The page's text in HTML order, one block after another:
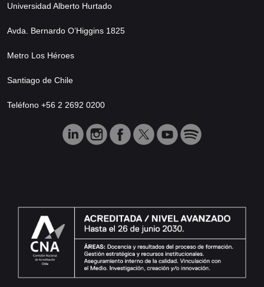
Universidad Alberto Hurtado
Avda. Bernardo O’Higgins 1825
Metro Los Héroes
Santiago de Chile
Teléfono +56 2 2692 0200